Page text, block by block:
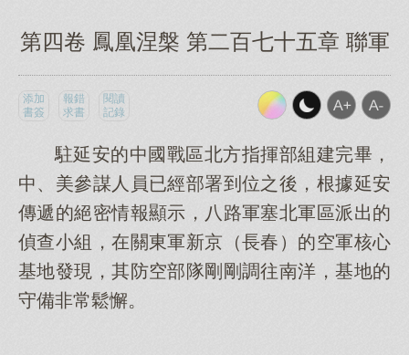
第四卷 鳳凰涅槃 第二百七十五章 聯軍
添加
書簽
報錯
求書
閱讀
記錄
駐延安的中國戰區北方指揮部組建完畢，
中、美參謀人員已經部署到位之後，根據延安
傳遞的絕密情報顯示，八路軍塞北軍區派出的
偵查小組，在關東軍新京（長春）的空軍核心
基地發現，其防空部隊剛剛調往南洋，基地的
守備非常鬆懈。